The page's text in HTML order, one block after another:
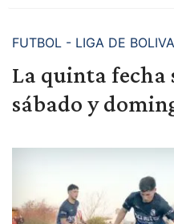
FUTBOL - LIGA DE
La quinta fecha
sábado y